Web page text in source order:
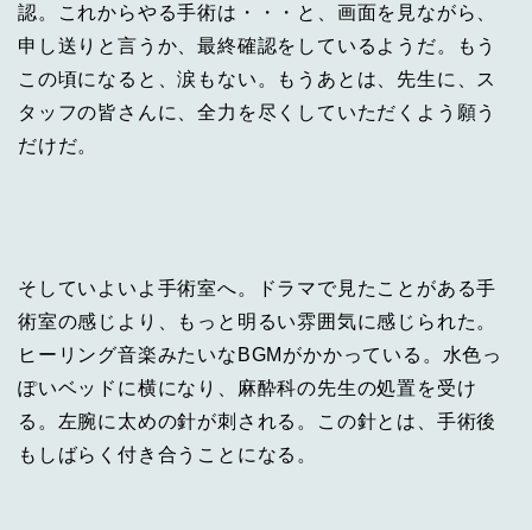
認。これからやる手術は・・・と、画面を見ながら、
申し送りと言うか、最終確認をしているようだ。もう
この頃になると、涙もない。もうあとは、先生に、ス
タッフの皆さんに、全力を尽くしていただくよう願う
だけだ。
そしていよいよ手術室へ。ドラマで見たことがある手
術室の感じより、もっと明るい雰囲気に感じられた。
ヒーリング音楽みたいなBGMがかかっている。水色っ
ぽいベッドに横になり、麻酔科の先生の処置を受け
る。左腕に太めの針が刺される。この針とは、手術後
もしばらく付き合うことになる。